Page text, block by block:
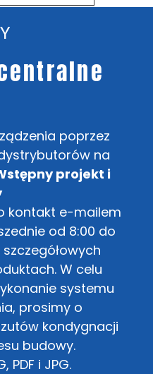
poprzez
na
projekt i
kontakt e-mailem
od 8:00 do
W celu
systemu
prosimy o
kondygnacji
budowy.
PDF i JPG.